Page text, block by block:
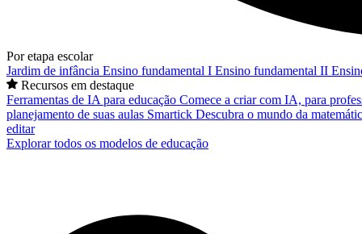
Por etapa escolar
Jardim de infância Ensino fundamental I Ensino fundamental II
Recursos em destaque
Ferramentas de IA para educação Comece a criar com IA, para
planejamento de suas aulas Smartick Descubra o mundo da
editar
Explorar todos os modelos de educação